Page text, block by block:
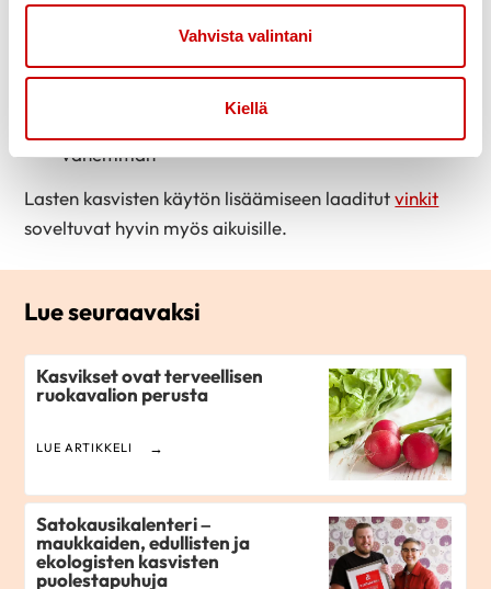
Vahvista valintani
Kiellä
vihannekset taipuvat värikkäiksi ja maukkaiksi
vähemmän
Lasten kasvisten käytön lisäämiseen laaditutvinkit
soveltuvat hyvin myös aikuisille.
Lue seuraavaksi
Kasvikset ovat terveellisen
ruokavalion perusta
LUE ARTIKKELI
Satokausikalenteri –
maukkaiden, edullisten ja
ekologisten kasvisten
puolestapuhuja